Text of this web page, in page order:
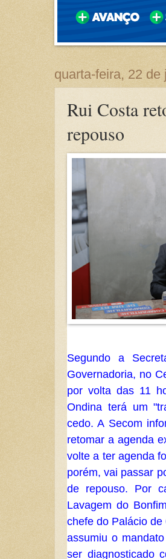
quarta-feira, 22 de
Rui Costa
repouso
Segundo a
Governadoria, no
por volta das 11
Ondina terá um
cedo. A Secom
retomar a agenda
volte a ter agenda
porém, vai passar
de repouso. Por
Lavagem do
chefe do Palácio
assumiu o
ser diagnosticado